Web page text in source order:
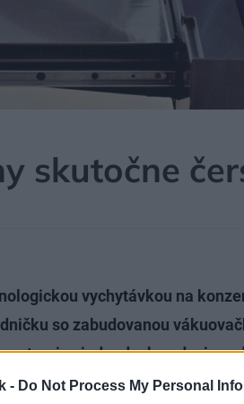
- Do Not Process My Personal
skutočne
vychytávkou na
so zabudovanou
jednoducho odsaje